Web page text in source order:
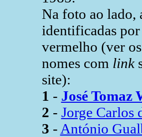
Na foto ao lado,
identificadas
vermelho (ver
nomes com link
site):
1 - José
2 - Jorge Carlos
3 - António